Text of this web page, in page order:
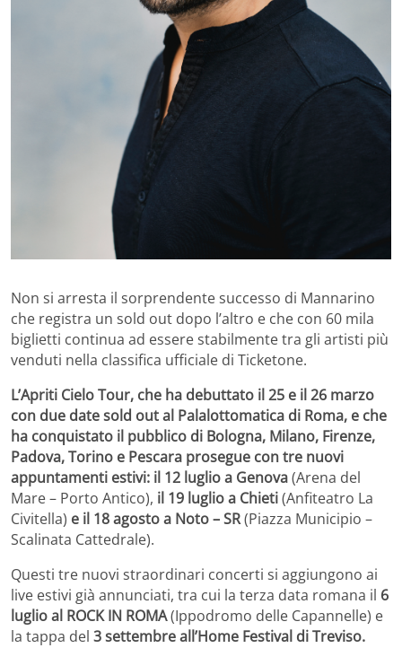
Non si arresta il sorprendente successo di Mannarino
che registra un sold out dopo l’altro e che con 60 mila
biglietti continua ad essere stabilmente tra gli artisti più
venduti nella classifica ufficiale di Ticketone.
L’Apriti Cielo Tour, che ha debuttato il 25 e il 26 marzo
con due date sold out al Palalottomatica di Roma, e che
ha conquistato il pubblico di Bologna, Milano, Firenze,
Padova, Torino e Pescara prosegue con tre nuovi
appuntamenti estivi: il 12 luglio a Genova(Arena del
Mare – Porto Antico), il 19 luglio a Chieti(Anfiteatro La
Civitella) e il 18 agosto a Noto – SR(Piazza Municipio –
Scalinata Cattedrale).
Questi tre nuovi straordinari concerti si aggiungono ai
live estivi già annunciati, tra cui la terza data romana il 6
luglio al ROCK IN ROMA(Ippodromo delle Capannelle) e
la tappa del 3 settembre all’Home Festival di Treviso.